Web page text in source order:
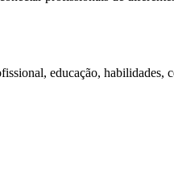
educação, habilidades,